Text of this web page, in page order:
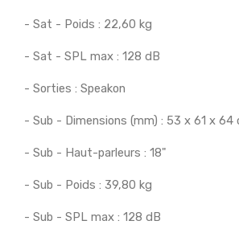
- Sat - Poids : 22,60 kg
- Sat - SPL max : 128 dB
- Sorties : Speakon
- Sub - Dimensions (mm) : 53 x 61 x 64
- Sub - Haut-parleurs : 18"
- Sub - Poids : 39,80 kg
- Sub - SPL max : 128 dB